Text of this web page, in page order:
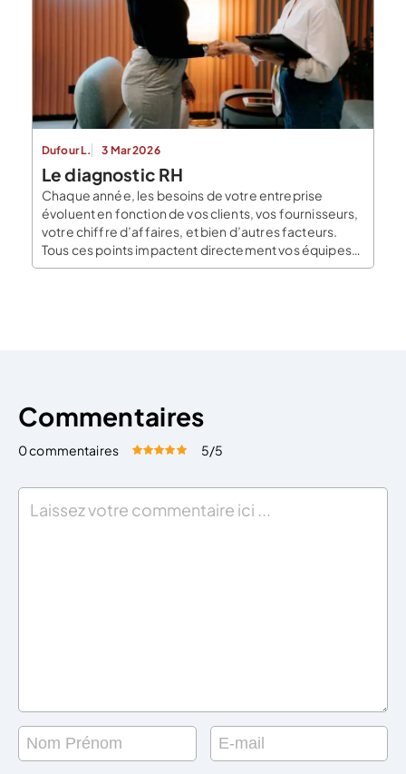
Dufour L. 3 Mar 2026
Le diagnostic RH
Chaque année, les besoins de votre entreprise
évoluent en fonction de vos clients, vos fournisseurs,
votre chiffre d’affaires, et bien d’autres facteurs.
Tous ces points impactent directement vos équipes.
Celles-ci se doivent de toujours répondre aux
Commentaires
0 commentaires Évaluez cet article:
5/5